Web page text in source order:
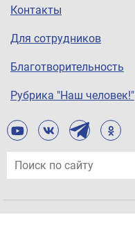
Контакты
Для сотрудников
Благотворительность
Рубрика "Наш человек!"